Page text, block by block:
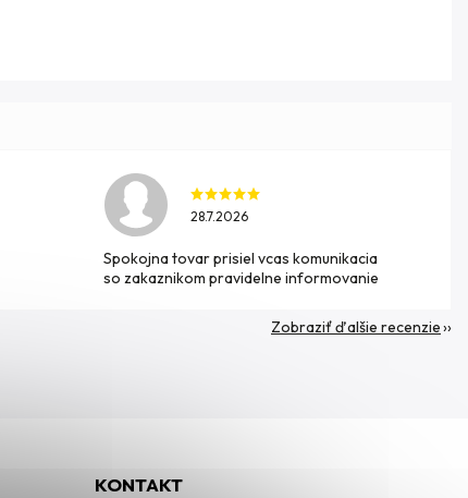
28.7.2026
Spokojna tovar prisiel vcas komunikacia
so zakaznikom pravidelne informovanie
Zobraziť ďalšie recenzie
KONTAKT